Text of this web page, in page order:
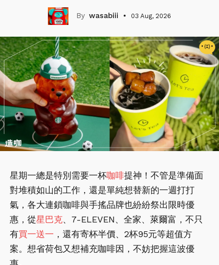
wasabiii 03 Aug, 2026
星期一總是特別需要一杯咖啡提神！不管是準備面
對堆積如山的工作，還是單純想替新的一週打打
氣，各大連鎖咖啡與手搖品牌也紛紛祭出限時優
惠，從星巴克、7-ELEVEN、全家、萊爾富，不只
有買一送一 ，還有寄杯半價、2杯95元等超值方
案。想省荷包又想補充咖啡因，不妨把握這波優